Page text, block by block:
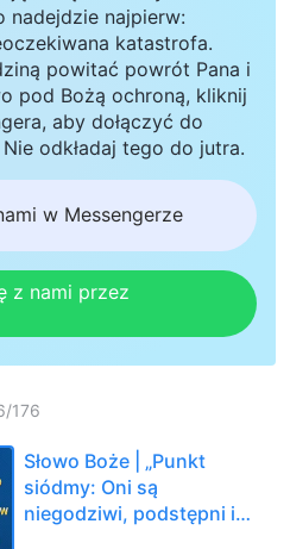
nadejdzie najpierw:
katastrofa.
powitać powrót Pana i
pod Bożą ochroną, kliknij
aby dołączyć do
odkładaj tego do jutra.
w Messengerze
z nami przez
/176
Słowo Boże | „Punkt
siódmy: Oni są
niegodziwi, podstępni i